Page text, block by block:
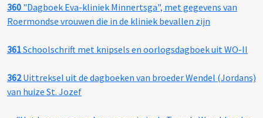
360 "Dagboek Eva-kliniek Minnertsga", met gegevens van
Roermondse vrouwen die in de kliniek bevallen zijn
361Schoolschrift met knipsels en oorlogsdagboek uit WO-II
362Uittreksel uit de dagboeken van broeder Wendel (Jordans)
van huize St. Jozef